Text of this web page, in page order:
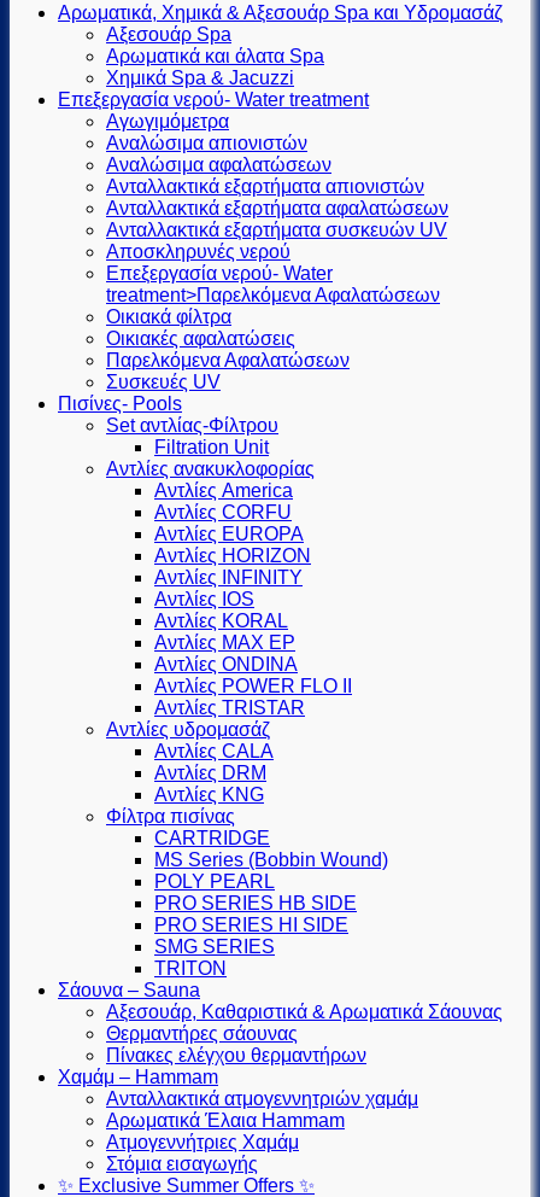
Αρωματικά, Χημικά & Αξεσουάρ Spa και Υδρομασάζ
Αξεσουάρ Spa
Αρωματικά και άλατα Spa
Χημικά Spa & Jacuzzi
Επεξεργασία νερού- Water treatment
Αγωγιμόμετρα
Αναλώσιμα απιονιστών
Αναλώσιμα αφαλατώσεων
Ανταλλακτικά εξαρτήματα απιονιστών
Ανταλλακτικά εξαρτήματα αφαλατώσεων
Ανταλλακτικά εξαρτήματα συσκευών UV
Αποσκληρυνές νερού
Επεξεργασία νερού- Water
treatment>Παρελκόμενα Αφαλατώσεων
Οικιακά φίλτρα
Οικιακές αφαλατώσεις
Παρελκόμενα Αφαλατώσεων
Συσκευές UV
Πισίνες- Pools
Set αντλίας-Φίλτρου
Filtration Unit
Αντλίες ανακυκλοφορίας
Αντλίες America
Αντλίες CORFU
Αντλίες EUROPA
Αντλίες HORIZON
Αντλίες INFINITY
Αντλίες IOS
Αντλίες KORAL
Αντλίες MAX EP
Αντλίες ONDINA
Αντλίες POWER FLO II
Αντλίες TRISTAR
Αντλίες υδρομασάζ
Αντλίες CALA
Αντλίες DRM
Αντλίες KNG
Φίλτρα πισίνας
CARTRIDGE
MS Series (Βobbin Wound)
POLY PEARL
PRO SERIES HB SIDE
PRO SERIES HI SIDE
SMG SERIES
TRITON
Σάουνα – Sauna
Αξεσουάρ, Καθαριστικά & Αρωματικά Σάουνας
Θερμαντήρες σάουνας
Πίνακες ελέγχου θερμαντήρων
Χαμάμ – Hammam
Ανταλλακτικά ατμογεννητριών χαμάμ
Αρωματικά Έλαια Hammam
Ατμογεννήτριες Χαμάμ
Στόμια εισαγωγής
✨ Exclusive Summer Offers ✨